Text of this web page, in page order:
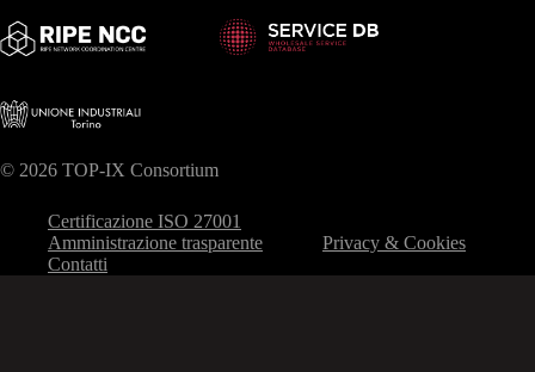
© 2026 TOP-IX Consortium
Certificazione ISO 27001
Amministrazione trasparente
Privacy & Cookies
Contatti